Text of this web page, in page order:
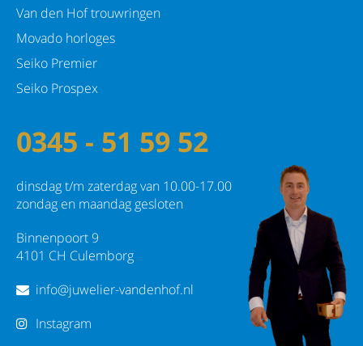
Van den Hof trouwringen
Movado horloges
Seiko Premier
Seiko Prospex
0345 - 51 59 52
dinsdag t/m zaterdag van 10.00-17.00
zondag en maandag gesloten
Binnenpoort 9
4101 CH Culemborg
info@juwelier-vandenhof.nl
Instagram